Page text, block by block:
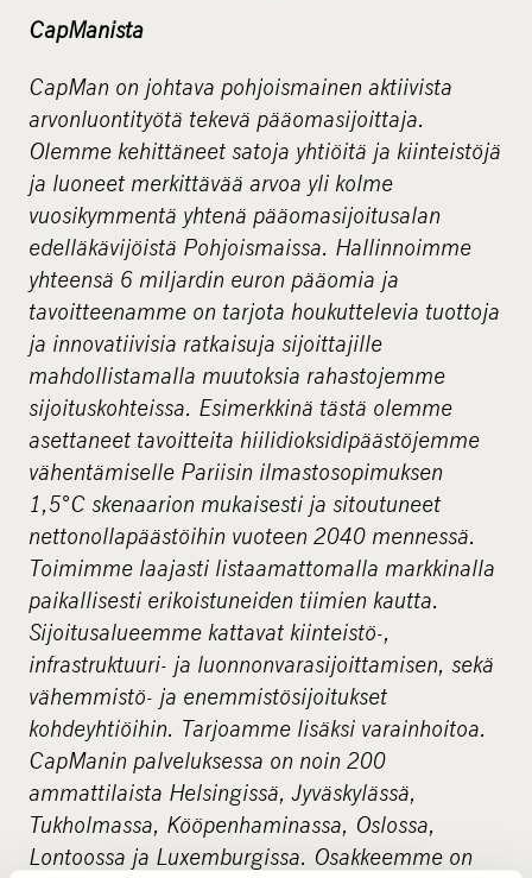
CapManista
CapMan on johtava pohjoismainen aktiivista
arvonluontityötä tekevä pääomasijoittaja.
Olemme kehittäneet satoja yhtiöitä ja kiinteistöjä
ja luoneet merkittävää arvoa yli kolme
vuosikymmentä yhtenä pääomasijoitusalan
edelläkävijöistä Pohjoismaissa. Hallinnoimme
yhteensä 6 miljardin euron pääomia ja
tavoitteenamme on tarjota houkuttelevia tuottoja
ja innovatiivisia ratkaisuja sijoittajille
mahdollistamalla muutoksia rahastojemme
sijoituskohteissa. Esimerkkinä tästä olemme
asettaneet tavoitteita hiilidioksidipäästöjemme
vähentämiselle Pariisin ilmastosopimuksen
1,5°C skenaarion mukaisesti ja sitoutuneet
nettonollapäästöihin vuoteen 2040 mennessä.
Toimimme laajasti listaamattomalla markkinalla
paikallisesti erikoistuneiden tiimien kautta.
Sijoitusalueemme kattavat kiinteistö-,
infrastruktuuri- ja luonnonvarasijoittamisen, sekä
vähemmistö- ja enemmistösijoitukset
kohdeyhtiöihin. Tarjoamme lisäksi varainhoitoa.
CapManin palveluksessa on noin 200
ammattilaista Helsingissä, Jyväskylässä,
Tukholmassa, Kööpenhaminassa, Oslossa,
Lontoossa ja Luxemburgissa. Osakkeemme on